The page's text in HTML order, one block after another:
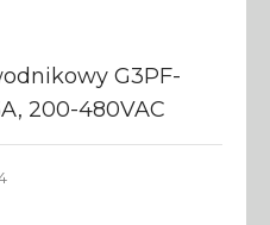
G3PF-
200-480VAC